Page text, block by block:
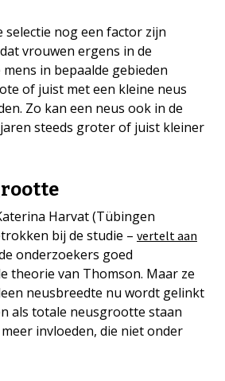
selectie nog een factor zijn
vrouwen ergens in de
in bepaalde gebieden
of juist met een kleine neus
Zo kan een neus ook in de
steeds groter of juist kleiner
Harvat (Tübingen
bij de studie – vertelt aan
onderzoekers goed
theorie van Thomson. Maar ze
neusbreedte nu wordt gelinkt
als totale neusgrootte staan
invloeden, die niet onder